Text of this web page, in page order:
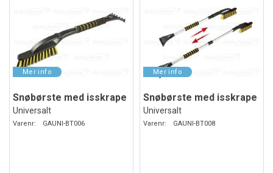
Snøbørste med isskrape
Universalt
Varenr: GAUNI-BT006
Snøbørste med isskrape
Universalt
Varenr: GAUNI-BT008